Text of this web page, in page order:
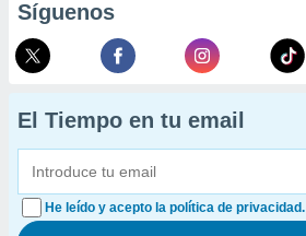
Síguenos
El Tiempo en tu email
He leído y acepto la política de privacidad.